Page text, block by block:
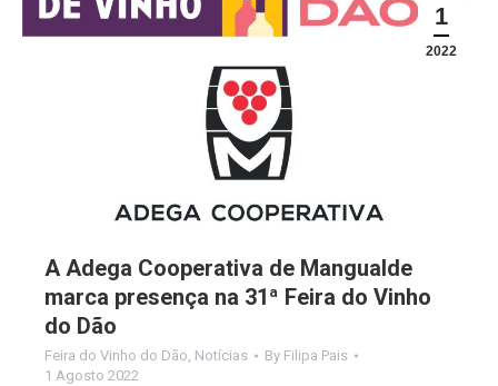
1
2022
A Adega Cooperativa de Mangualde
marca presença na 31ª Feira do Vinho
do Dão
Feira do Vinho do Dão, Notícias By Filipa Pais
1 Agosto 2022